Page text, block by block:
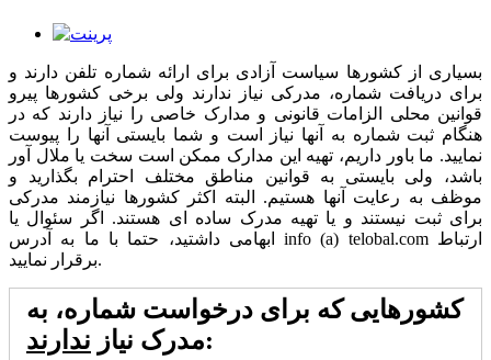
بسیاری از کشورها سیاست آزادی برای ارائه شماره تلفن دارند و
برای دریافت شماره، مدرکی نیاز ندارند ولی برخی کشورها پیرو
قوانین محلی الزامات قانونی و مدارک خاصی را نیاز دارند که در
هنگام ثبت شماره به آنها نیاز است و شما بایستی آنها را پیوست
نمایید. ما باور داریم، تهیه این مدارک ممکن است سخت یا ملال آور
باشد، ولی بایستی به قوانین مناطق مختلف احترام بگذارید و
موظف به رعایت آنها هستیم. البته اکثر کشورها نیازمند مدرکی
برای ثبت نیستند و یا تهیه مدرک ساده ای هستند. اگر سئوال یا
ابهامی داشتید، حتما با ما به آدرس info (a) telobal.com ارتباط
برقرار نمایید.
کشورهایی که برای درخواست شماره، به
مدرک نیاز ندارند :